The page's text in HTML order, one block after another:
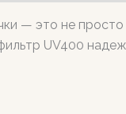
— это не просто
UV400